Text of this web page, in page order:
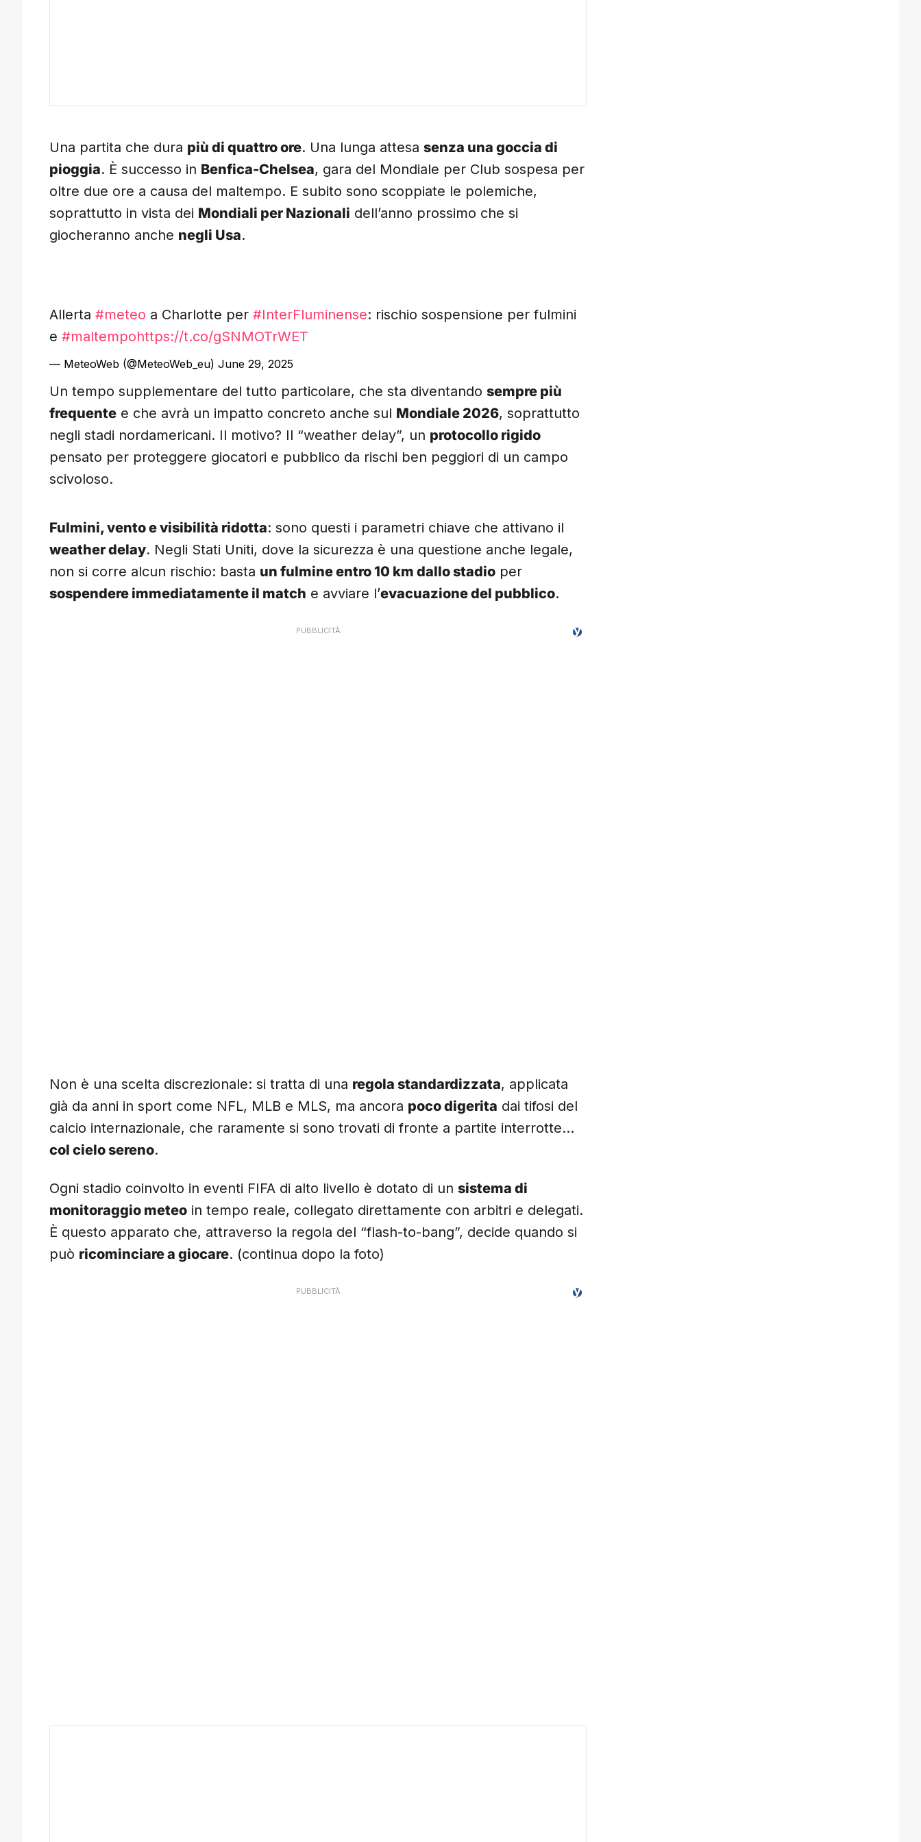
Una partita che dura più di quattro ore. Una lunga attesa senza una goccia di
pioggia. È successo in Benfica-Chelsea, gara del Mondiale per Club sospesa per
oltre due ore a causa del maltempo. E subito sono scoppiate le polemiche,
soprattutto in vista dei Mondiali per Nazionali dell’anno prossimo che si
giocheranno anche negli Usa.
Allerta #meteo a Charlotte per #InterFluminense: rischio sospensione per fulmini
e #maltempohttps://t.co/gSNMOTrWET
— MeteoWeb (@MeteoWeb_eu) June 29, 2025
Un tempo supplementare del tutto particolare, che sta diventando sempre più
frequente e che avrà un impatto concreto anche sul Mondiale 2026, soprattutto
negli stadi nordamericani. Il motivo? Il “weather delay”, un protocollo rigido
pensato per proteggere giocatori e pubblico da rischi ben peggiori di un campo
scivoloso.
Fulmini, vento e visibilità ridotta: sono questi i parametri chiave che attivano il
weather delay. Negli Stati Uniti, dove la sicurezza è una questione anche legale,
non si corre alcun rischio: basta un fulmine entro 10 km dallo stadio per
sospendere immediatamente il match e avviare l’evacuazione del pubblico.
Non è una scelta discrezionale: si tratta di una regola standardizzata, applicata
già da anni in sport come NFL, MLB e MLS, ma ancora poco digerita dai tifosi del
calcio internazionale, che raramente si sono trovati di fronte a partite interrotte…
col cielo sereno.
Ogni stadio coinvolto in eventi FIFA di alto livello è dotato di un sistema di
monitoraggio meteo in tempo reale, collegato direttamente con arbitri e delegati.
È questo apparato che, attraverso la regola del “flash-to-bang”, decide quando si
può ricominciare a giocare. (continua dopo la foto)